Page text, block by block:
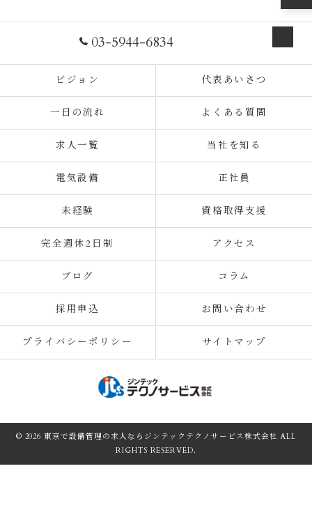
03-5944-6834
ビジョン 代表あいさつ
一日の流れ よくある質問
求人一覧 当社を知る
電気設備 正社員
未経験 資格取得支援
完全週休2日制 アクセス
ブログ コラム
採用申込 お問い合わせ
プライバシーポリシー サイトマップ
© 2026 東京で設備管理の求人ならジンテックテクノサービス株式会社 ALL
RIGHTS RESERVED.